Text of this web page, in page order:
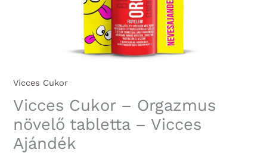
Vicces Cukor
Vicces Cukor – Orgazmus
növelő tabletta – Vicces
Ajándék